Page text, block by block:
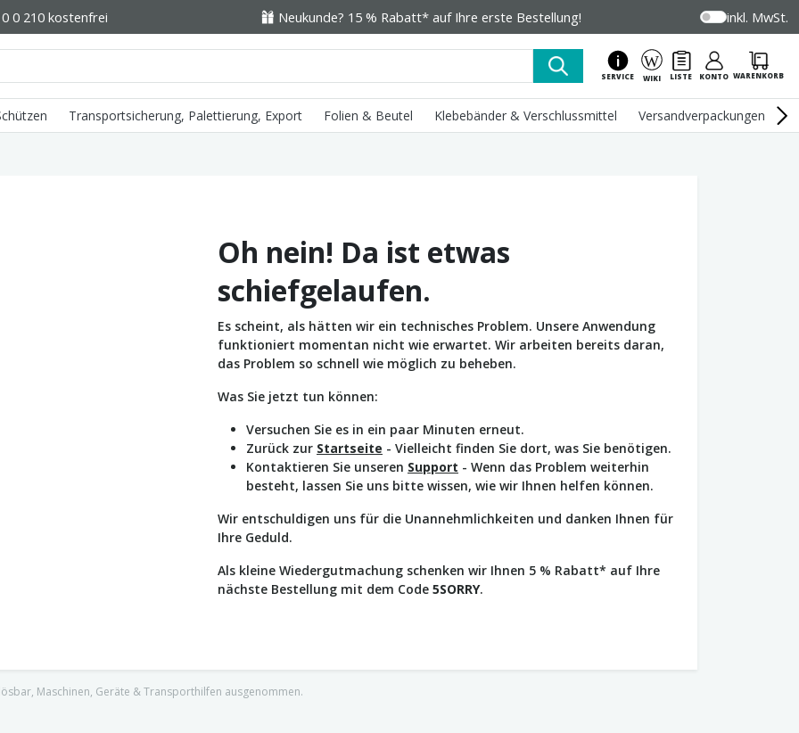
0 210 kostenfrei Neukunde? 15 % Rabatt* auf Ihre erste Bestellung! inkl. MwSt.
SERVICE WIKI LISTE KONTO WARENKORB
Transportsicherung, Palettierung, Export Folien & Beutel Klebebänder & Verschlussmittel Versandverpackungen
Oh nein! Da ist etwas
schiefgelaufen.
Es scheint, als hätten wir ein technisches Problem. Unsere Anwendung
funktioniert momentan nicht wie erwartet. Wir arbeiten bereits daran,
das Problem so schnell wie möglich zu beheben.
Was Sie jetzt tun können:
Versuchen Sie es in ein paar Minuten erneut.
Zurück zur Startseite - Vielleicht finden Sie dort, was Sie benötigen.
Kontaktieren Sie unseren Support - Wenn das Problem weiterhin
besteht, lassen Sie uns bitte wissen, wie wir Ihnen helfen können.
Wir entschuldigen uns für die Unannehmlichkeiten und danken Ihnen für
Ihre Geduld.
Als kleine Wiedergutmachung schenken wir Ihnen 5 % Rabatt* auf Ihre
nächste Bestellung mit dem Code 5SORRY.
Maschinen, Geräte & Transporthilfen ausgenommen.